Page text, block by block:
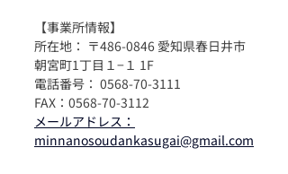
【事業所情報】
所在地： 〒486-0846 愛知県春日井市
朝宮町1丁目１−１ 1F
電話番号： 0568-70-3111
FAX：0568-70-3112
メールアドレス：
minnanosoudankasugai@gmail.com